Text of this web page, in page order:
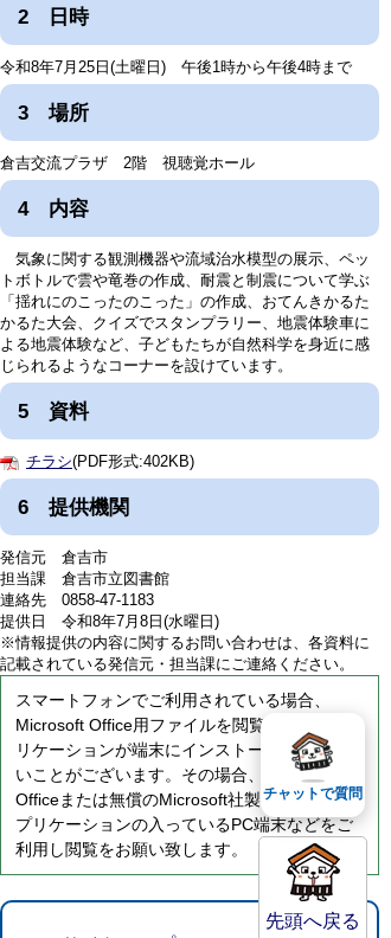
2 日時
令和8年7月25日(土曜日) 午後1時から午後4時まで
3 場所
倉吉交流プラザ 2階 視聴覚ホール
4 内容
気象に関する観測機器や流域治水模型の展示、ペッ
トボトルで雲や竜巻の作成、耐震と制震について学ぶ
「揺れにのこったのこった」の作成、おてんきかるた
かるた大会、クイズでスタンプラリー、地震体験車に
よる地震体験など、子どもたちが自然科学を身近に感
じられるようなコーナーを設けています。
5 資料
チラシ(PDF形式:402KB)
6 提供機関
発信元 倉吉市
担当課 倉吉市立図書館
連絡先 0858-47-1183
提供日 令和8年7月8日(水曜日)
※情報提供の内容に関するお問い合わせは、各資料に
記載されている発信元・担当課にご連絡ください。
スマートフォンでご利用されている場合、
Microsoft Office用ファイルを閲覧できるアプ
リケーションが端末にインストールされていな
いことがございます。その場合、Microsoft
Officeまたは無償のMicrosoft社製ビューアーア
プリケーションの入っているPC端末などをご
利用し閲覧をお願い致します。
先頭へ戻る
チャットで質問